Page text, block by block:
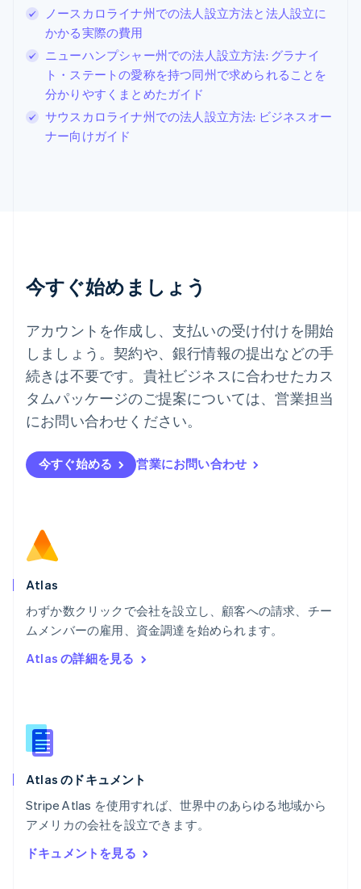
ノースカロライナ州での法人設立方法と法人設立に
かかる実際の費用
ニューハンプシャー州での法人設立方法: グラナイ
ト・ステートの愛称を持つ同州で求められることを
分かりやすくまとめたガイド
サウスカロライナ州での法人設立方法: ビジネスオー
ナー向けガイド
今すぐ始めましょう
アカウントを作成し、支払いの受け付けを開始
しましょう。契約や、銀行情報の提出などの手
続きは不要です。貴社ビジネスに合わせたカス
タムパッケージのご提案については、営業担当
にお問い合わせください。
今すぐ始める 営業にお問い合わせ
Atlas
わずか数クリックで会社を設立し、顧客への請求、チー
ムメンバーの雇用、資金調達を始められます。
Atlas の詳細を見る
Atlas のドキュメント
Stripe Atlas を使用すれば、世界中のあらゆる地域から
アメリカの会社を設立できます。
ドキュメントを見る
English 简体中文
スイス
DeutschFrançaisItaliano
スウェーデン
SvenskaEnglish
スペイン
Español English
スロバキア
English
ドイツ
ニュージーランド
English
ノルウェー
English
ハンガリー
English
フィンランド
ブラジル
PortuguêsEnglish
フランス
ベルギー
Nederlands
ポーランド
ポルトガル
PortuguêsEnglish
English
Español
ラトビア
リトアニア
リヒテンシュタイン
DeutschEnglish
ルーマニア
English